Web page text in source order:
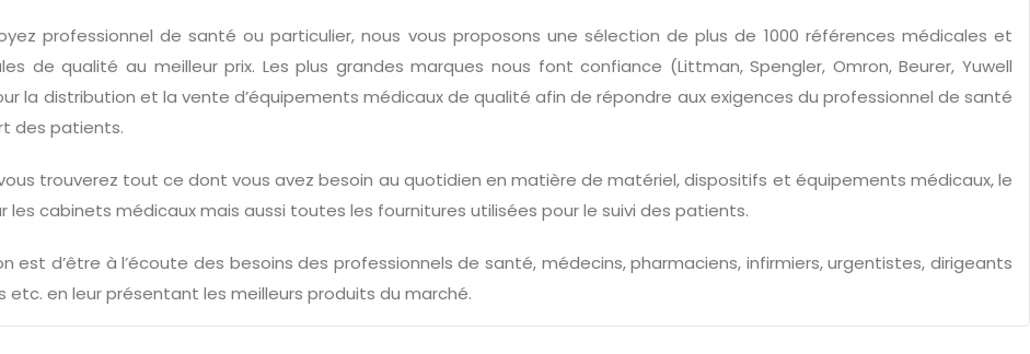
professionnel de santé ou particulier, nous vous proposons une sélection de plus de 1000 références médicales et
de qualité au meilleur prix. Les plus grandes marques nous font confiance (Littman, Spengler, Omron, Beurer, Yuwell
la distribution et la vente d’équipements médicaux de qualité afin de répondre aux exigences du professionnel de santé
des patients.
trouverez tout ce dont vous avez besoin au quotidien en matière de matériel, dispositifs et équipements médicaux, le
les cabinets médicaux mais aussi toutes les fournitures utilisées pour le suivi des patients.
est d’être à l’écoute des besoins des professionnels de santé, médecins, pharmaciens, infirmiers, urgentistes, dirigeants
etc. en leur présentant les meilleurs produits du marché.